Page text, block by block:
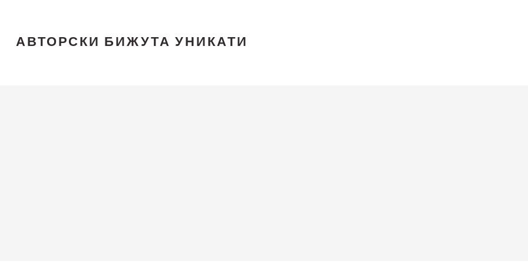
АВТОРСКИ БИЖУТА УНИКАТИ